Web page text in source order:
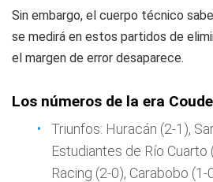
Sin embargo, el cuerpo técnico
se medirá en estos partidos de
el margen de error desaparece.
Los números de la era
Triunfos: Huracán (2-1),
Estudiantes de Río Cuarto
Racing (2-0), Carabobo (1-